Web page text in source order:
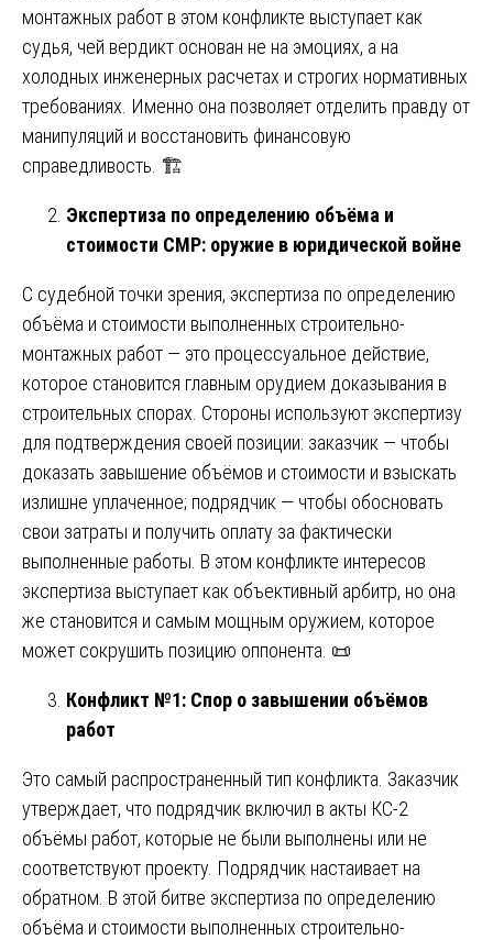
монтажных работ в этом конфликте выступает как
судья, чей вердикт основан не на эмоциях, а на
холодных инженерных расчетах и строгих нормативных
требованиях. Именно она позволяет отделить правду от
манипуляций и восстановить финансовую
справедливость. 🏗️
Экспертиза по определению объёма и
стоимости СМР: оружие в юридической войне
С судебной точки зрения, экспертиза по определению
объёма и стоимости выполненных строительно-
монтажных работ — это процессуальное действие,
которое становится главным орудием доказывания в
строительных спорах. Стороны используют экспертизу
для подтверждения своей позиции: заказчик — чтобы
доказать завышение объёмов и стоимости и взыскать
излишне уплаченное; подрядчик — чтобы обосновать
свои затраты и получить оплату за фактически
выполненные работы. В этом конфликте интересов
экспертиза выступает как объективный арбитр, но она
же становится и самым мощным оружием, которое
может сокрушить позицию оппонента. 📜
Конфликт №1: Спор о завышении объёмов
работ
Это самый распространенный тип конфликта. Заказчик
утверждает, что подрядчик включил в акты КС-2
объёмы работ, которые не были выполнены или не
соответствуют проекту. Подрядчик настаивает на
обратном. В этой битве экспертиза по определению
объёма и стоимости выполненных строительно-